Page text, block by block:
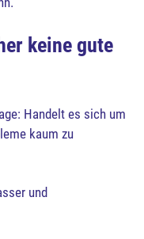
keine gute
Handelt es sich um
kaum zu
und